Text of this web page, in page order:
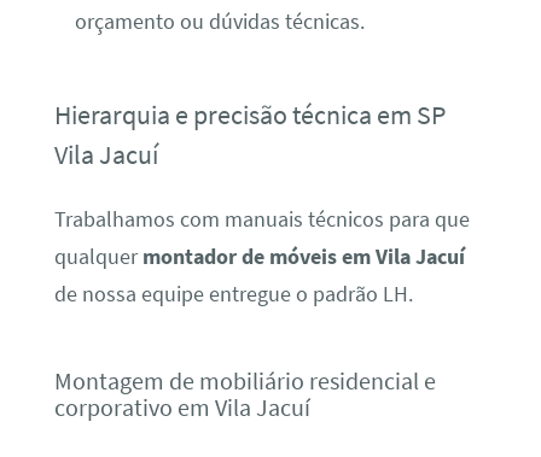
orçamento ou dúvidas técnicas.
Hierarquia e precisão técnica em SP
Vila Jacuí
Trabalhamos com manuais técnicos para que
qualquermontador de móveis em Vila Jacuí
de nossa equipe entregue o padrão LH.
Montagem de mobiliário residencial e
corporativo em Vila Jacuí